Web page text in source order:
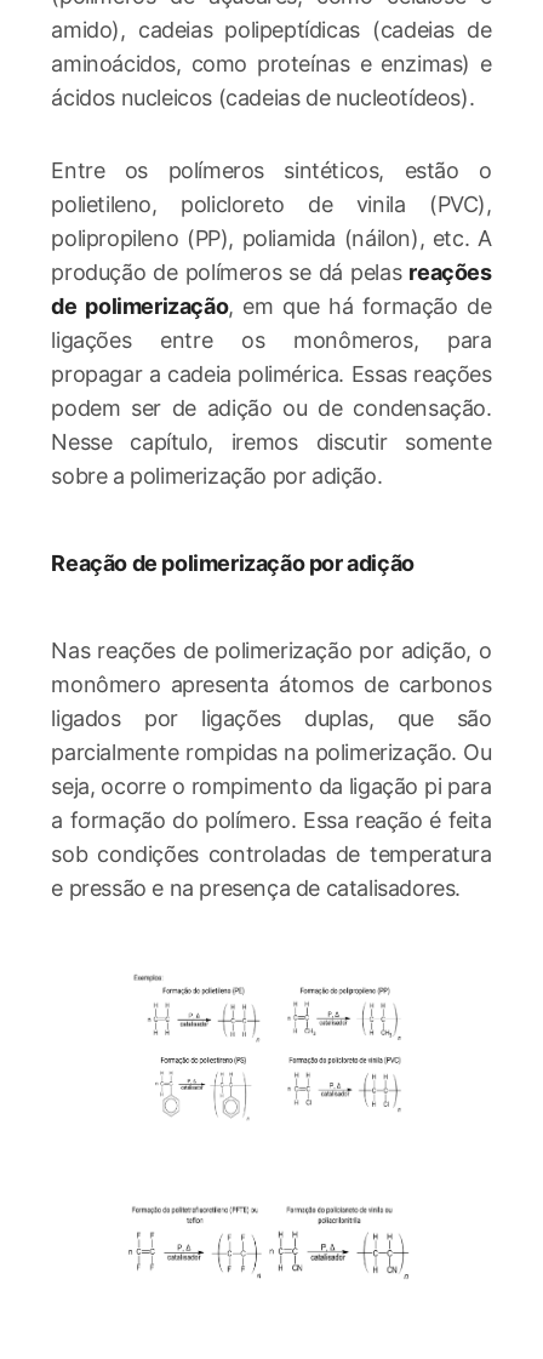
amido), cadeias polipeptídicas (cadeias de
aminoácidos, como proteínas e enzimas) e
ácidos nucleicos (cadeias de nucleotídeos).
Entre os polímeros sintéticos, estão o
polietileno, policloreto de vinila (PVC),
polipropileno (PP), poliamida (náilon), etc. A
produção de polímeros se dá pelas reações
de polimerização, em que há formação de
ligações entre os monômeros, para
propagar a cadeia polimérica. Essas reações
podem ser de adição ou de condensação.
Nesse capítulo, iremos discutir somente
sobre a polimerização por adição.
Reação de polimerização por adição
Nas reações de polimerização por adição, o
monômero apresenta átomos de carbonos
ligados por ligações duplas, que são
parcialmente rompidas na polimerização. Ou
seja, ocorre o rompimento da ligação pi para
a formação do polímero. Essa reação é feita
sob condições controladas de temperatura
e pressão e na presença de catalisadores.